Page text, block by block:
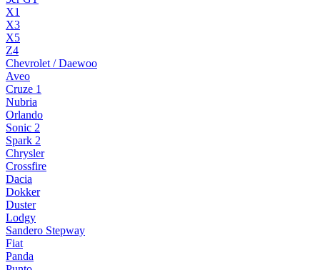
X1
X3
X5
Z4
Chevrolet / Daewoo
Aveo
Cruze 1
Nubria
Orlando
Sonic 2
Spark 2
Chrysler
Crossfire
Dacia
Dokker
Duster
Lodgy
Sandero Stepway
Fiat
Panda